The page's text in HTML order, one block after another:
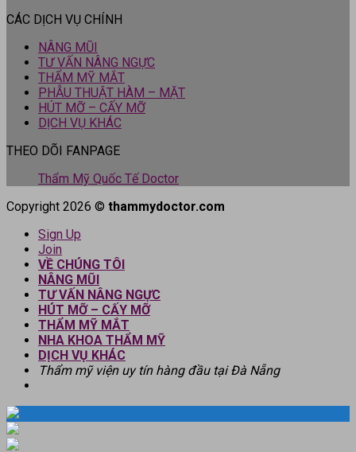
CÁC DỊCH VỤ CHÍNH
NÂNG MŨI
TƯ VẤN NÂNG NGỰC
THẨM MỸ MẮT
PHẪU THUẬT HÀM – MẶT
HÚT MỠ – CẤY MỠ
DỊCH VỤ KHÁC
THEO DÕI FANPAGE
Thẩm Mỹ Quốc Tế Doctor
Copyright 2026 © thammydoctor.com
Sign Up
Join
VỀ CHÚNG TÔI
NÂNG MŨI
TƯ VẤN NÂNG NGỰC
HÚT MỠ – CẤY MỠ
THẨM MỸ MẮT
NHA KHOA THẨM MỸ
DỊCH VỤ KHÁC
Thẩm mỹ viện uy tín hàng đầu tại Đà Nẵng